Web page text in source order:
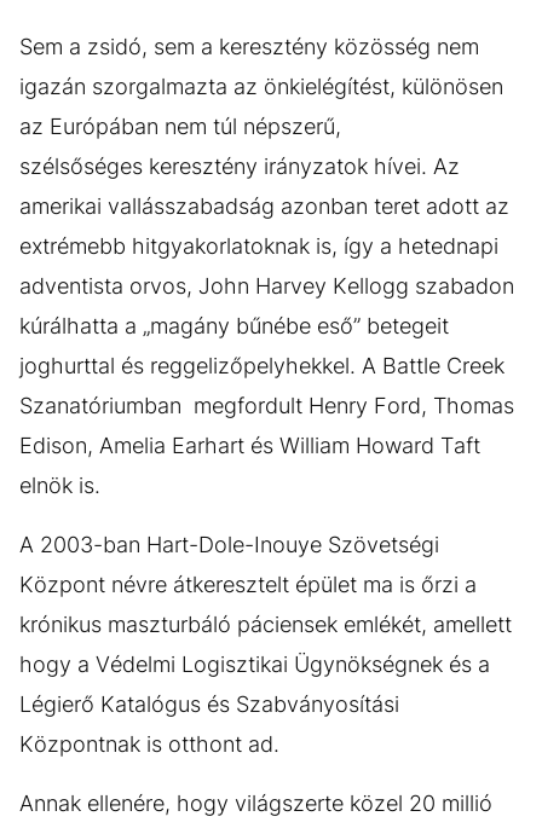
Sem a zsidó, sem a keresztény közösség nem
igazán szorgalmazta az önkielégítést, különösen
az Európában nem túl népszerű,
szélsőséges keresztény irányzatok hívei. Az
amerikai vallásszabadság azonban teret adott az
extrémebb hitgyakorlatoknak is, így a hetednapi
adventista orvos, John Harvey Kellogg szabadon
kúrálhatta a „magány bűnébe eső” betegeit
joghurttal és reggelizőpelyhekkel. A Battle Creek
Szanatóriumban megfordult Henry Ford, Thomas
Edison, Amelia Earhart és William Howard Taft
elnök is.
A 2003-ban Hart-Dole-Inouye Szövetségi
Központ névre átkeresztelt épület ma is őrzi a
krónikus maszturbáló páciensek emlékét, amellett
hogy a Védelmi Logisztikai Ügynökségnek és a
Légierő Katalógus és Szabványosítási
Központnak is otthont ad.
Annak ellenére, hogy világszerte közel 20 millió